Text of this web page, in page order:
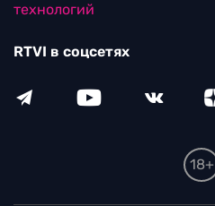
технологий
RTVI в соцсетях
18+